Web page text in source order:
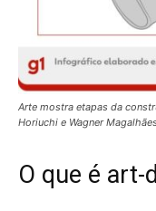
Arte mostra etapas da
Horiuchi e Wagner
O que é art-